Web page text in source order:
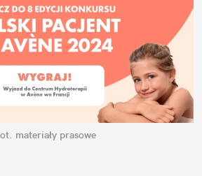
materiały prasowe